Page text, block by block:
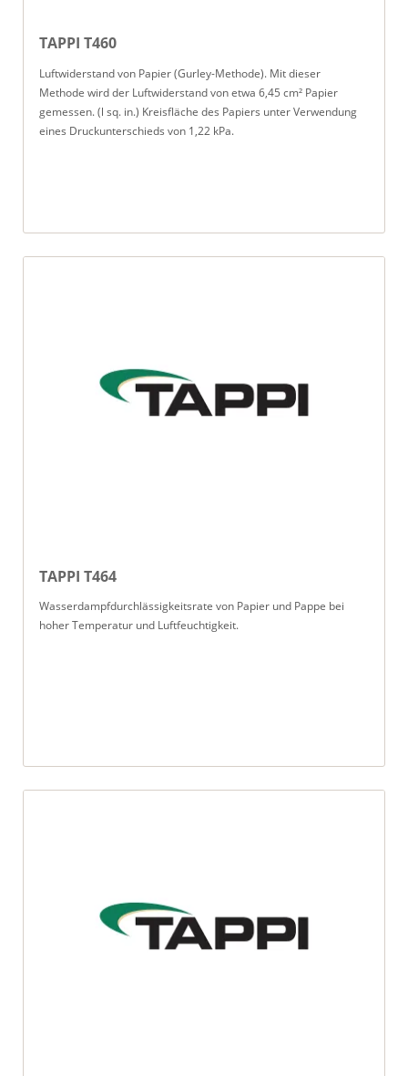
TAPPI T460
Luftwiderstand von Papier (Gurley-Methode). Mit dieser
Methode wird der Luftwiderstand von etwa 6,45 cm² Papier
gemessen. (l sq. in.) Kreisfläche des Papiers unter Verwendung
eines Druckunterschieds von 1,22 kPa.
TAPPI T464
Wasserdampfdurchlässigkeitsrate von Papier und Pappe bei
hoher Temperatur und Luftfeuchtigkeit.